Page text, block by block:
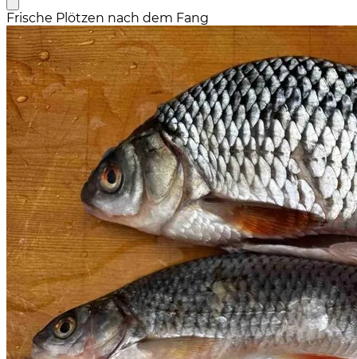
Frische Plötzen nach dem Fang